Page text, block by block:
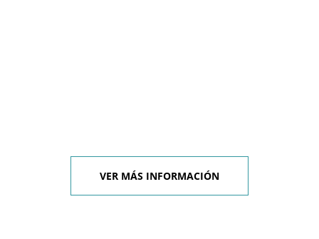
VER MÁS INFORMACIÓN